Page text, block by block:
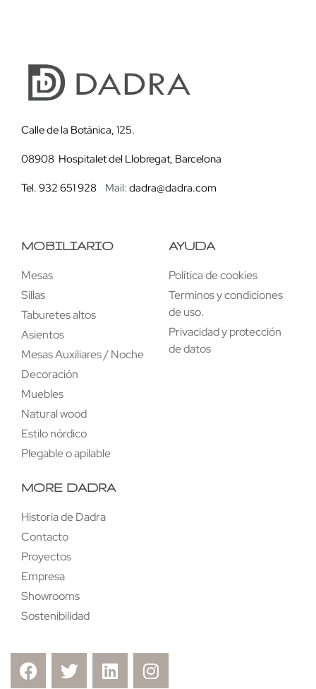
Calle de la Botánica, 125.
08908 Hospitalet del Llobregat, Barcelona
Tel. 932 651 928 Mail: dadra@dadra.com
MOBILIARIO
Mesas
Sillas
Taburetes altos
Asientos
Mesas Auxiliares / Noche
Decoración
Muebles
Natural wood
Estilo nórdico
Plegable o apilable
AYUDA
Política de cookies
Terminos y condiciones
de uso.
Privacidad y protección
de datos
MORE DADRA
Historia de Dadra
Contacto
Proyectos
Empresa
Showrooms
Sostenibilidad